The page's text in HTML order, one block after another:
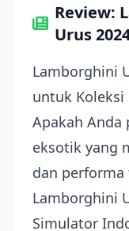
Review:
Urus
Lamborghini
untuk Koleksi
Apakah Anda
eksotik yang
dan performa
Lamborghini
Simulator